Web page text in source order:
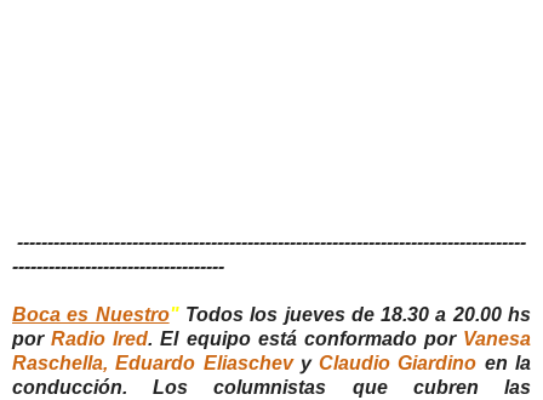
------------------------------------------------------------------------------------
-----------------------------------
Boca es Nuestro"Todos los jueves de 18.30 a 20.00 hs
porRadio Ired. El equipo está conformado por Vanesa
Raschella, Eduardo EliaschevyClaudio Giardino en la
conducción. Los columnistas que cubren las